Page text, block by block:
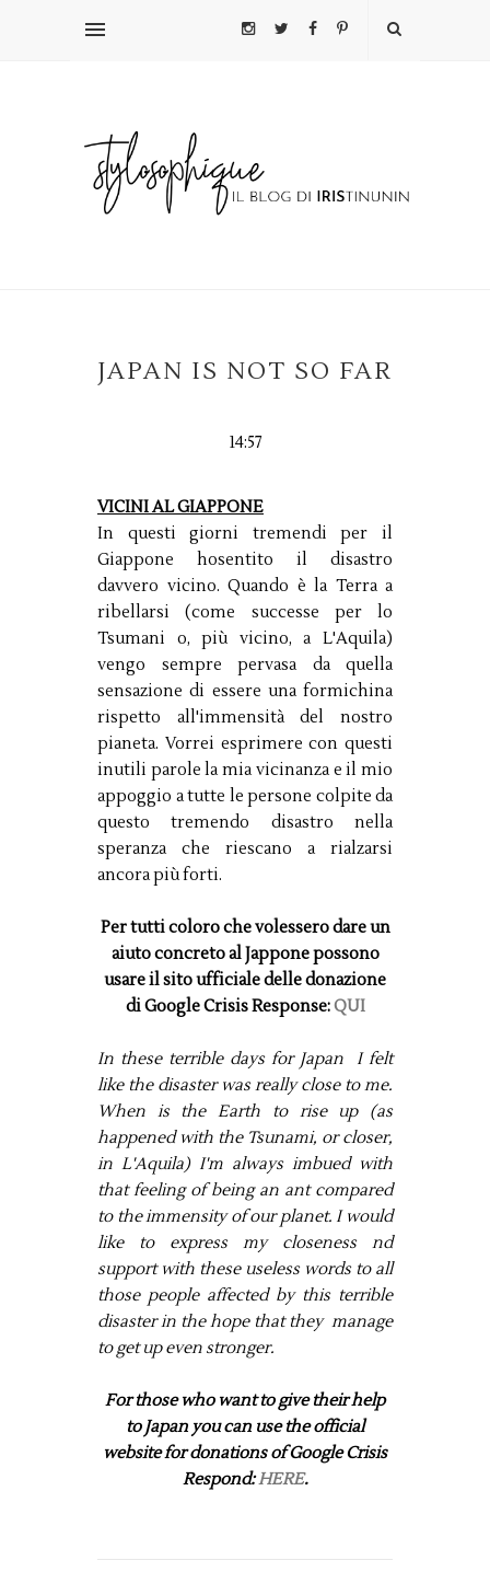
JAPAN IS NOT SO FAR
14:57
VICINI AL GIAPPONE
In questi giorni tremendi per il
Giappone hosentito il disastro
davvero vicino. Quando è la Terra a
ribellarsi (come successe per lo
Tsumani o, più vicino, a L'Aquila)
vengo sempre pervasa da quella
sensazione di essere una formichina
rispetto all'immensità del nostro
pianeta. Vorrei esprimere con questi
inutili parole la mia vicinanza e il mio
appoggio a tutte le persone colpite da
questo tremendo disastro nella
speranza che riescano a rialzarsi
ancora più forti.
Per tutti coloro che volessero dare un
aiuto concreto al Jappone possono
usare il sito ufficiale delle donazione
di Google Crisis Response:QUI
In these terrible days for Japan
I felt
like the disaster was really close to me.
When is the Earth to rise up (as
happened with the Tsunami, or closer,
in L'Aquila) I'm always imbued with
that feeling of being an ant compared
to the immensity of our planet. I would
like to express my closeness nd
support with these useless words to all
those people affected by this terrible
disaster in the hope that they manage
to get up even stronger.
For those who want to give their help
to Japan you can use the official
website for donations of Google Crisis
Respond:HERE.